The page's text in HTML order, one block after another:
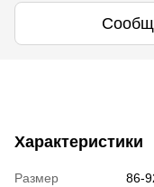
Характеристики
Размер
86-